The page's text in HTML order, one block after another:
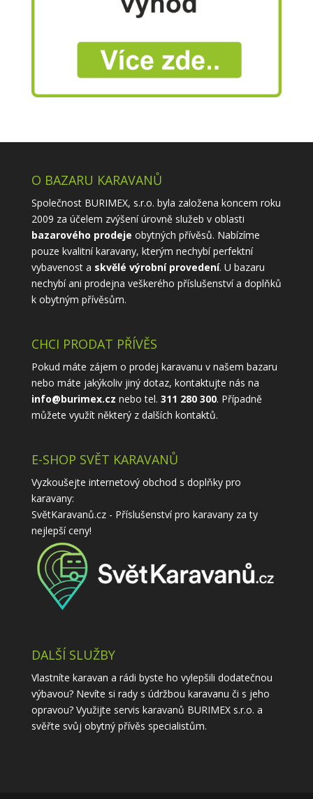
O BAZARU KARAVANŮ
Společnost BURIMEX, s.r.o. byla založena koncem roku
2009 za účelem zvýšení úrovně služeb v oblasti
bazarového prodeje obytných přívěsů. Nabízíme
pouze kvalitní karavany, kterým nechybí perfektní
vybavenost a skvělé výrobní provedení. U bazaru
nechybí ani prodejna veškerého příslušenství a doplňků
k obytným přívěsům.
CHCI PRODAT PŘÍVĚS
Pokud máte zájem o prodej karavanu v našem bazaru
nebo máte jakýkoliv jiný dotaz, kontaktujte nás na
info@burimex.cz nebo tel. 311 280 300. Případně
můžete využít některý z dalších kontaktů.
E-SHOP SVĚT KARAVANŮ
Vyzkoušejte internetový obchod s doplňky pro
karavany:
SvětKaravanů.cz - Příslušenství pro karavanyza ty
nejlepší ceny!
DALŠÍ SLUŽBY
Vlastníte karavan a rádi byste ho vylepšili dodatečnou
výbavou? Nevíte si rady s údržbou karavanu či s jeho
opravou? Využijte servis karavanů BURIMEX s.r.o. a
svěřte svůj obytný přívěs specialistům.